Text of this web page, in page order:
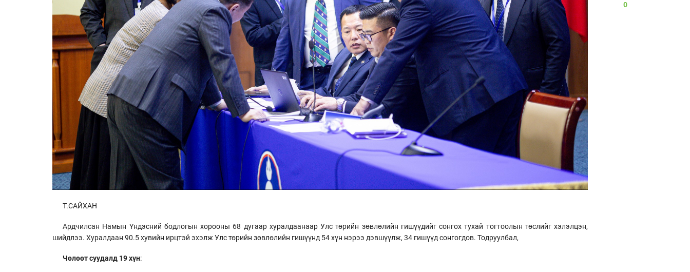
Т.САЙХАН
Ардчилсан Намын Үндэсний бодлогын хорооны 68 дугаар хуралдаанаар Улс төрийн зөвлөлийн гишүүдийг сонгох тухай тогтоолын төслийг хэлэлцэн,
шийдлээ. Хуралдаан 90.5 хувийн ирцтэй эхэлж Улс төрийн зөвлөлийн гишүүнд 54 хүн нэрээ дэвшүүлж, 34 гишүүд сонгогдов. Тодруулбал,
Чөлөөт суудалд 19 хүн:
0